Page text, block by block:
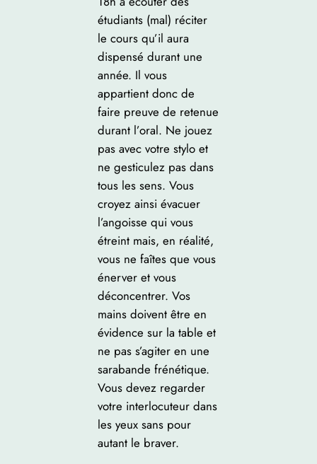
étudiants (mal) réciter
le cours qu’il aura
dispensé durant une
année. Il vous
appartient donc de
faire preuve de retenue
durant l’oral. Ne jouez
pas avec votre stylo et
ne gesticulez pas dans
tous les sens. Vous
croyez ainsi évacuer
l’angoisse qui vous
étreint mais, en réalité,
vous ne faîtes que vous
énerver et vous
déconcentrer. Vos
mains doivent être en
évidence sur la table et
ne pas s’agiter en une
sarabande frénétique.
Vous devez regarder
votre interlocuteur dans
les yeux sans pour
autant le braver.